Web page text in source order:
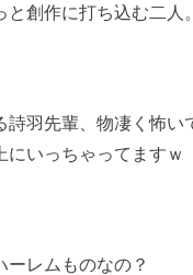
と創作に打ち込む二人。
詩羽先輩、物凄く怖い
にいっちゃってますｗ
ーレムものなの？